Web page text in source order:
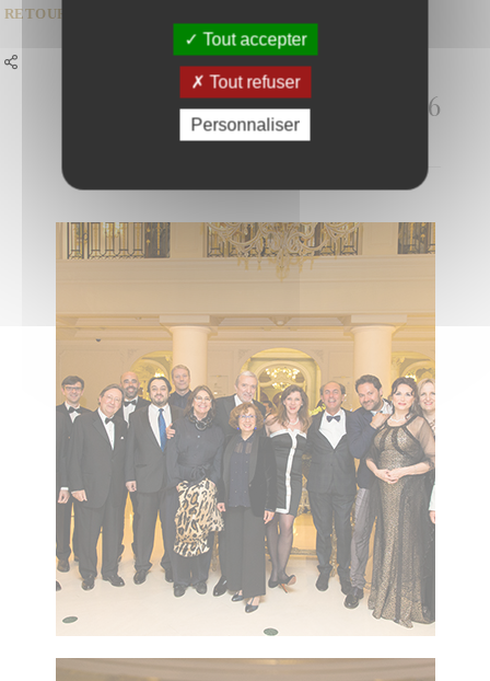
RETOUR À LA LISTE
Attila 2016
Tout accepter
Tout refuser
Personnaliser